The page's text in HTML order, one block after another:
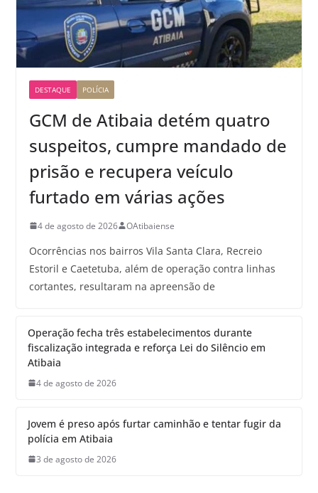
DESTAQUE POLÍCIA
GCM de Atibaia detém quatro
suspeitos, cumpre mandado de
prisão e recupera veículo
furtado em várias ações
4 de agosto de 2026 OAtibaiense
Ocorrências nos bairros Vila Santa Clara, Recreio
Estoril e Caetetuba, além de operação contra linhas
cortantes, resultaram na apreensão de
Operação fecha três estabelecimentos durante
fiscalização integrada e reforça Lei do Silêncio em
Atibaia
4 de agosto de 2026
Jovem é preso após furtar caminhão e tentar fugir da
polícia em Atibaia
3 de agosto de 2026